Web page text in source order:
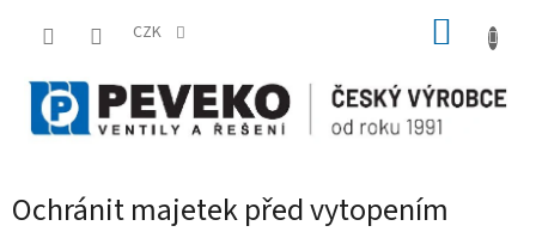
CZK
Ochránit majetek před vytopením